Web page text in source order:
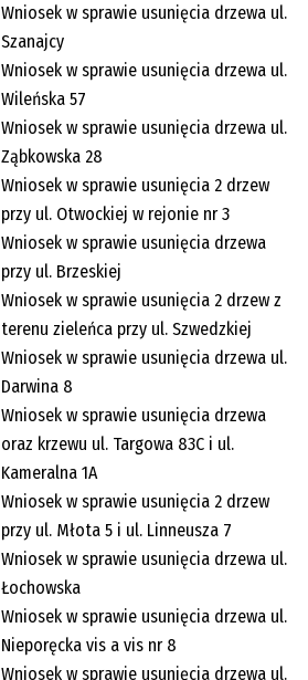
Wniosek w sprawie usunięcia drzewa ul.
Szanajcy
Wniosek w sprawie usunięcia drzewa ul.
Wileńska 57
Wniosek w sprawie usunięcia drzewa ul.
Ząbkowska 28
Wniosek w sprawie usunięcia 2 drzew
przy ul. Otwockiej w rejonie nr 3
Wniosek w sprawie usunięcia drzewa
przy ul. Brzeskiej
Wniosek w sprawie usunięcia 2 drzew z
terenu zieleńca przy ul. Szwedzkiej
Wniosek w sprawie usunięcia drzewa ul.
Darwina 8
Wniosek w sprawie usunięcia drzewa
oraz krzewu ul. Targowa 83C i ul.
Kameralna 1A
Wniosek w sprawie usunięcia 2 drzew
przy ul. Młota 5 i ul. Linneusza 7
Wniosek w sprawie usunięcia drzewa ul.
Łochowska
Wniosek w sprawie usunięcia drzewa ul.
Nieporęcka vis a vis nr 8
Wniosek w sprawie usunięcia drzewa ul.